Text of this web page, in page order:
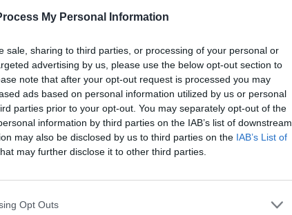
My Personal Information
sale, sharing to third parties, or processing of your personal or
advertising by us, please use the below opt-out section to
note that after your opt-out request is processed you may
ads based on personal information utilized by us or personal
parties prior to your opt-out. You may separately opt-out of the
information by third parties on the IAB’s list of downstream
may also be disclosed by us to third parties on the IAB’s List of
may further disclose it to other third parties.
Opt Outs
λεβέντης ΠΑΟ και ο αλλεργικός με
καθρέφτη του Ολυμπιακός